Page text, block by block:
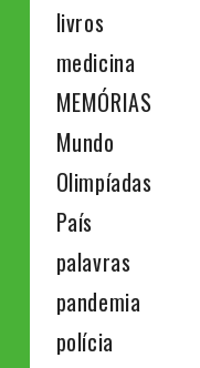
livros
medicina
MEMÓRIAS
Mundo
Olimpíadas
País
palavras
pandemia
polícia